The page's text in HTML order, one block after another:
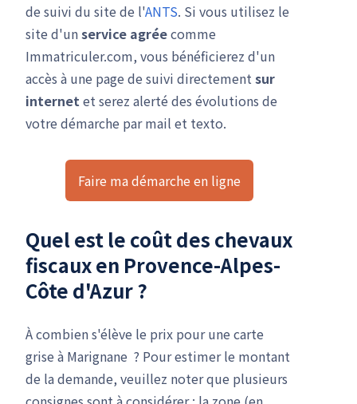
de suivi du site de l'ANTS. Si vous utilisez le
site d'unservice agréecomme
Immatriculer.com, vous bénéficierez d'un
accès à une page de suivi directementsur
internetet serez alerté des évolutions de
votre démarche par mail et texto.
Faire ma démarche en ligne
Quel est le coût des chevaux
fiscaux en Provence-Alpes-
Côte d'Azur ?
À combien s'élève le prix pour une carte
grise à Marignane ? Pour estimer le montant
de la demande, veuillez noter que plusieurs